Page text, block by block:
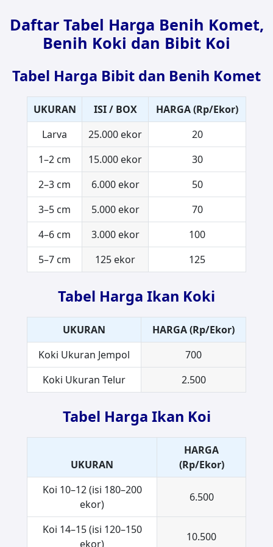
Daftar Tabel Harga Benih Komet,
Benih Koki dan Bibit Koi
Tabel Harga Bibit dan Benih Komet
UKURAN ISI / BOX
HARGA (Rp/Ekor)
Larva
25.000 ekor
20
1–2 cm
15.000 ekor
30
2–3 cm
6.000 ekor
50
3–5 cm
5.000 ekor
70
4–6 cm
3.000 ekor
100
5–7 cm
125 ekor 125
Tabel Harga Ikan Koki
UKURAN
HARGA (Rp/Ekor)
Koki Ukuran Jempol
700
Koki Ukuran Telur
2.500
Tabel Harga Ikan Koi
UKURAN
HARGA
(Rp/Ekor)
Koi 10–12 (isi 180–200
ekor)
6.500
Koi 14–15 (isi 120–150
ekor)
10.500